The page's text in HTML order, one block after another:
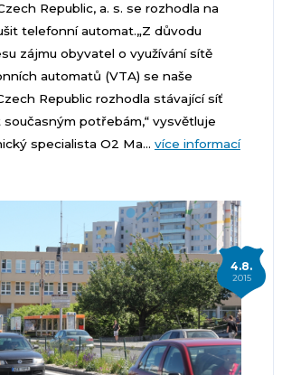
Republic, a. s. se rozhodla na
telefonní automat.„Z důvodu
zájmu obyvatel o využívání sítě
automatů (VTA) se naše
Republic rozhodla stávající síť
potřebám,“ vysvětluje
specialista O2 Ma... více informací
4.8.
2015